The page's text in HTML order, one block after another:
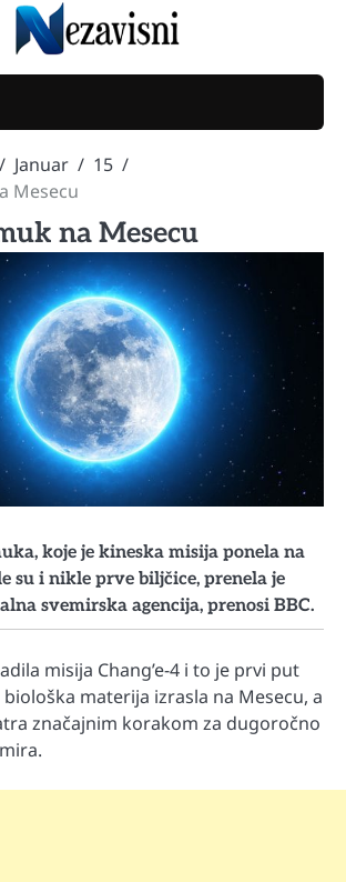
Januar
15
Mesecu
na Mesecu
koje je kineska misija ponela na
su i nikle prve biljčice, prenela je
svemirska agencija, prenosi BBC.
misija Chang’e-4 i to je prvi put
materija izrasla na Mesecu, a
značajnim korakom za dugoročno